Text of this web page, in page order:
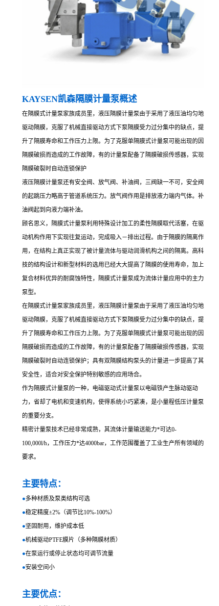
KAYSEN凯森隔膜计量泵概述
在隔膜式计量泵家族成员里，液压隔膜计量泵由于采用了液压油均匀地
驱动隔膜，克服了机械直接驱动方式下泵隔膜受力过分集中的缺点，提
升了隔膜寿命和工作压力上限。为了克服单隔膜式计量泵可能出现的因
隔膜破损而造成的工作故障，有的计量泵配备了隔膜破损传感器，实现
隔膜破裂时自动连锁保护
液压隔膜计量泵还有安全阀、放气阀、补油阀，三阀缺一不可，安全阀
的起跳压力略高于管道系统压力。放气阀作用是排放液力端内气体。补
油阀起到向液力端补油。
顾名思义，隔膜式计量泵利用特殊设计加工的柔性隔膜取代活塞，在驱
动机构作用下实现往复运动，完成吸入－排出过程。由于隔膜的隔离作
用，在结构上真正实现了被计量流体与驱动润滑机构之间的隔离。高科
技的结构设计和新型材料的选用已经大大提高了隔膜的使用寿命，加上
复合材料优异的耐腐蚀特性，隔膜式计量泵成为流体计量应用中的主力
泵型。
在隔膜式计量泵家族成员里，液压隔膜计量泵由于采用了液压油均匀地
驱动隔膜，克服了机械直接驱动方式下泵隔膜受力过分集中的缺点，提
升了隔膜寿命和工作压力上限。为了克服单隔膜式计量泵可能出现的因
隔膜破损而造成的工作故障，有的计量泵配备了隔膜破损传感器，实现
隔膜破裂时自动连锁保护；具有双隔膜结构泵头的计量进一步提高了其
安全性，适合对安全保护特别敏感的应用场合。
作为隔膜式计量泵的一种，电磁驱动式计量泵以电磁铁产生脉动驱动
力，省却了电机和变速机构，使得系统小巧紧凑，是小量程低压计量泵
的重要分支。
精密计量泵技术已经非常成熟，其流体计量输送能力*可达0-
100,000l/h，工作压力*达4000bar，工作范围覆盖了工业生产所有领域的
要求。
主要特点：
●多种材质及泵类结构可选
●稳定精度±2%（调节比10%-100%）
●坚固耐用，维护成本低
●机械驱动PTFE膜片（多种隔膜材质）
●在泵运行或停止状态均可调节流量
●安装空间小
主要优点：